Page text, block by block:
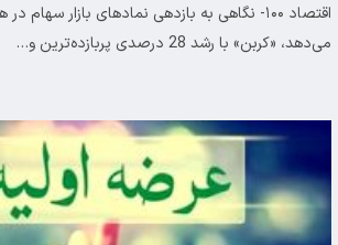
اقتصاد ۱۰۰- نگاهی به بازدهی نمادهای بازار
می‌دهد، «کربن» با رشد 28 درصدی پربازده‌ترین و…